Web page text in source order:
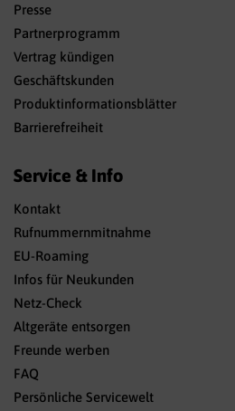
Presse
Partnerprogramm
Vertrag kündigen
Geschäftskunden
Produktinformationsblätter
Barrierefreiheit
Service & Info
Kontakt
Rufnummernmitnahme
EU-Roaming
Infos für Neukunden
Netz-Check
Altgeräte entsorgen
Freunde werben
FAQ
Persönliche Servicewelt